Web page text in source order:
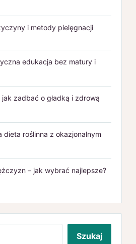
i metody pielęgnacji
edukacja bez matury i
zadbać o gładką i zdrową
dieta roślinna z okazjonalnym
– jak wybrać najlepsze?